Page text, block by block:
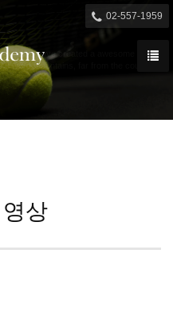
 02-557-1959
We have created a awesome theme
word mountains, far from the countries
상